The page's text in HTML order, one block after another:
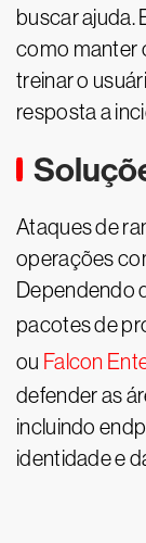
buscar ajuda.
como manter
treinar o
resposta a
Ataques de
operações
Dependendo
pacotes de
ou Falcon
defender as
incluindo
identidade e